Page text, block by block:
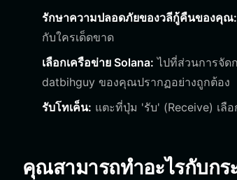
รักษาความปลอดภัยของวลีกู้คืนของคุณ:
กับใครเด็ดขาด
เลือกเครือข่าย Solana: ไปที่ส่วนการจัด
datbihguy ของคุณปรากฏอย่างถูกต้อง
รับโทเค็น: แตะที่ปุ่ม 'รับ' (Receive) เลื
คุณสามารถทำอะไรกับกร